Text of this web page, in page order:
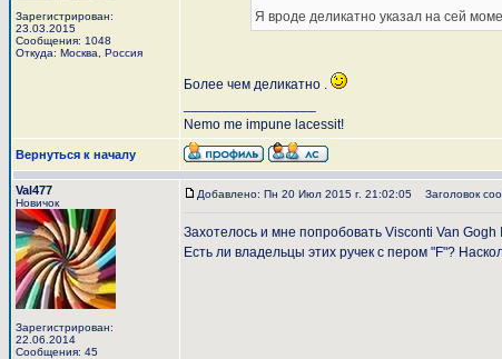
Зарегистрирован:
23.03.2015
Сообщения: 1048
Откуда: Москва, Россия
Я вроде деликатно указал на сей
Более чем деликатно .
Nemo me impune lacessit!
Вернуться к началу
Val477
Новичок
Зарегистрирован:
22.06.2014
Сообщения: 45
Добавлено: Пн 20 Июл 2015 г. 21:02:05 Заголовок
Захотелось и мне попробовать Visconti Van Gogh
Есть ли владельцы этих ручек с пером "F"?